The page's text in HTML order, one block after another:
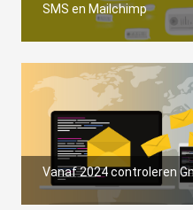
SMS en Mailchimp
Vanaf 2024 controleren